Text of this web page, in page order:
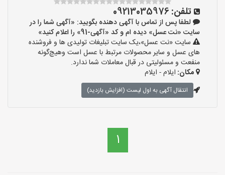
تلفن: 09213035976
لطفا پس از تماس با آگهی دهنده بگویید: «آگهی شما را در
سایت «نت عسل» دیده ام و کد «آگهی-91» را اعلام کنید»
سایت «نت عسل»،یک سایت تبلیغات تولیدی ها و فروشنده
های عسل و سایر محصولات مرتبط با عسل است وهیچ‌گونه
منفعت و مسئولیتی در قبال معاملات شما ندارد.
مکان: ایلام - ایلام
انتقال آگهی به اول لیست (افزایش بازدید)
1